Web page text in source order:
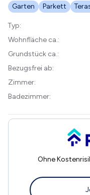
Garten Parkett
Typ:
Wohnfläche ca.:
Grundstück ca.:
Bezugsfrei ab:
Zimmer:
Badezimmer:
Ohne